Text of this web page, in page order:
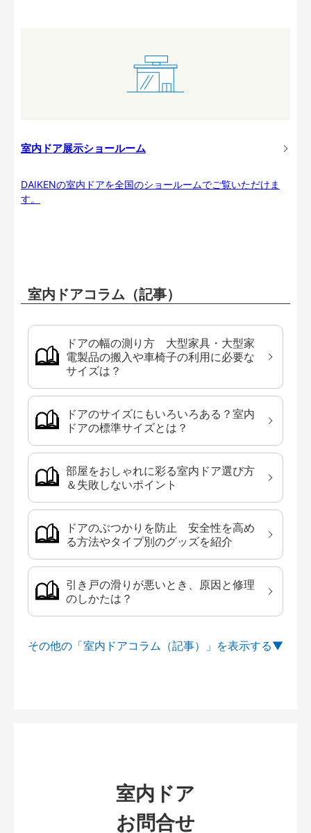
室内ドア展示ショールーム
DAIKENの室内ドアを全国のショールームでご覧いただけま
す。
室内ドアコラム（記事）
ドアの幅の測り方 大型家具・大型家
電製品の搬入や車椅子の利用に必要な
サイズは？
ドアのサイズにもいろいろある？室内
ドアの標準サイズとは？
部屋をおしゃれに彩る室内ドア選び方
＆失敗しないポイント
ドアのぶつかりを防止 安全性を高め
る方法やタイプ別のグッズを紹介
引き戸の滑りが悪いとき、原因と修理
のしかたは？
その他の「室内ドアコラム（記事）」を
室内ドア
お問合せ